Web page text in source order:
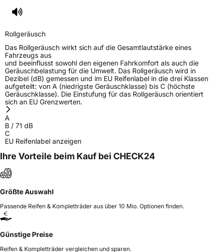
Rollgeräusch
Das Rollgeräusch wirkt sich auf die Gesamtlautstärke eines
Fahrzeugs aus
und beeinflusst sowohl den eigenen Fahrkomfort als auch die
Geräuschbelastung für die Umwelt. Das Rollgeräusch wird in
Dezibel (dB) gemessen und im EU Reifenlabel in die drei Klassen
aufgeteilt: von A (niedrigste Geräuschklasse) bis C (höchste
Geräuschklasse). Die Einstufung für das Rollgeräusch orientiert
sich an EU Grenzwerten.
A
B / 71 dB
C
EU Reifenlabel anzeigen
Ihre Vorteile beim Kauf bei CHECK24
Größte Auswahl
Passende Reifen & Kompletträder aus über 10 Mio. Optionen finden.
Günstige Preise
Reifen & Kompletträder vergleichen und sparen.